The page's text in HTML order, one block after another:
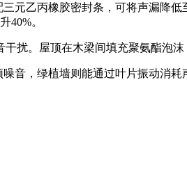
乙丙橡胶密封条，可将声漏降低
40%。
。屋顶在木梁间填充聚氨酯泡沫
，绿植墙则能通过叶片振动消耗